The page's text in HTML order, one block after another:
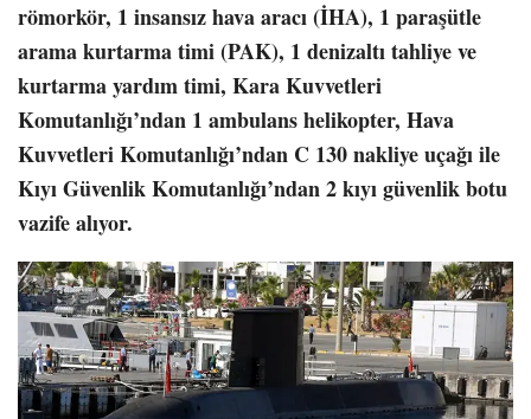
römorkör, 1 insansız hava aracı (İHA), 1 paraşütle
arama kurtarma timi (PAK), 1 denizaltı tahliye ve
kurtarma yardım timi, Kara Kuvvetleri
Komutanlığı’ndan 1 ambulans helikopter, Hava
Kuvvetleri Komutanlığı’ndan C 130 nakliye uçağı ile
Kıyı Güvenlik Komutanlığı’ndan 2 kıyı güvenlik botu
vazife alıyor.